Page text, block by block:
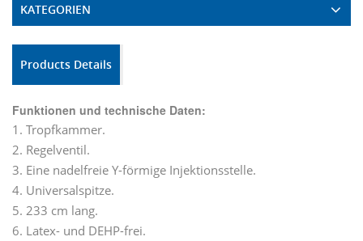
KATEGORIEN
Products Details
Funktionen und technische Daten:
1. Tropfkammer.
2. Regelventil.
3. Eine nadelfreie Y-förmige Injektionsstelle.
4. Universalspitze.
5. 233 cm lang.
6. Latex- und DEHP-frei.